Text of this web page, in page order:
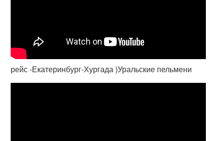
рейс -Екатеринбург-Хургада )Уральские пельмени